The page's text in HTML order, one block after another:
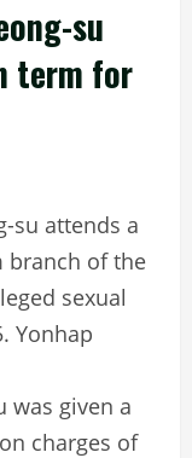
su
term for
was given a
charges of